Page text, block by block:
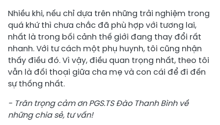
Nhiều khi, nếu chỉ dựa trên những trải nghiệm trong
quá khứ thì chưa chắc đã phù hợp với tương lai,
nhất là trong bối cảnh thế giới đang thay đổi rất
nhanh. Với tư cách một phụ huynh, tôi cũng nhận
thấy điều đó. Vì vậy, điều quan trọng nhất, theo tôi
vẫn là đối thoại giữa cha mẹ và con cái để đi đến
sự thống nhất.
- Trân trọng cảm ơn PGS.TS Đào Thanh Bình về
những chia sẻ, tư vấn!